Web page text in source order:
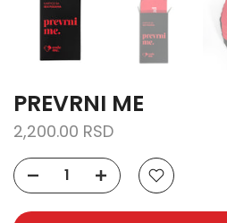
PREVRNI ME
2,200.00 RSD